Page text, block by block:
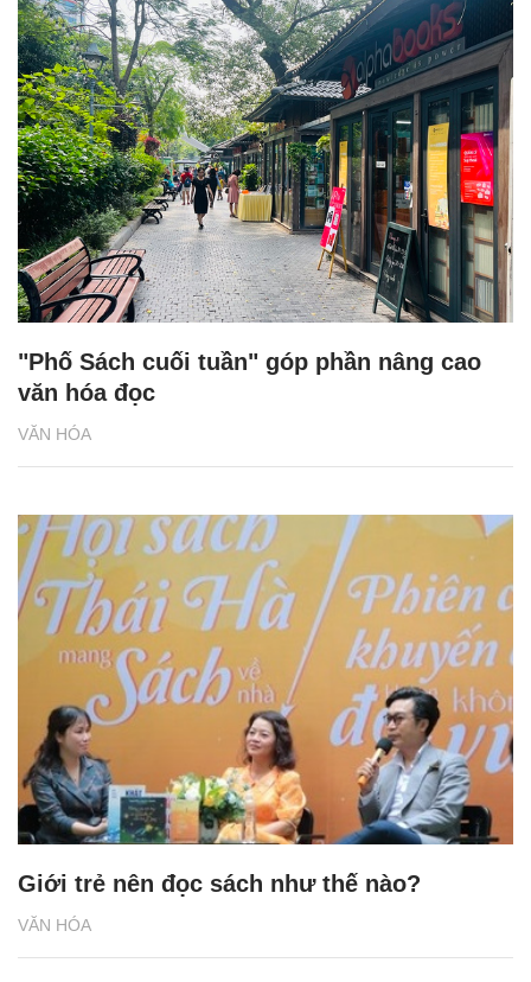
VĂN HÓA
"Phố Sách cuối tuần" góp phần nâng cao
văn hóa đọc
VĂN HÓA
Giới trẻ nên đọc sách như thế nào?